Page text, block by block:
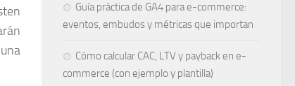
Guía práctica de GA4 para e-commerce:
eventos, embudos y métricas que importan
Cómo calcular CAC, LTV y payback en e-
commerce (con ejemplo y plantilla)